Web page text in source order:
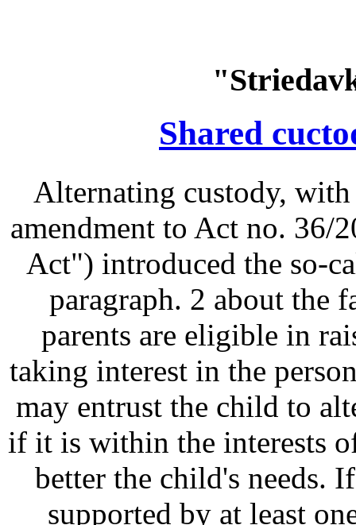
Shared
Alternating custody,
amendment to Act no.
Act") introduced the so-
paragraph. 2 about the
parents are eligible in
taking interest in the
may entrust the child to
if it is within the interests
better the child's needs.
supported by at least